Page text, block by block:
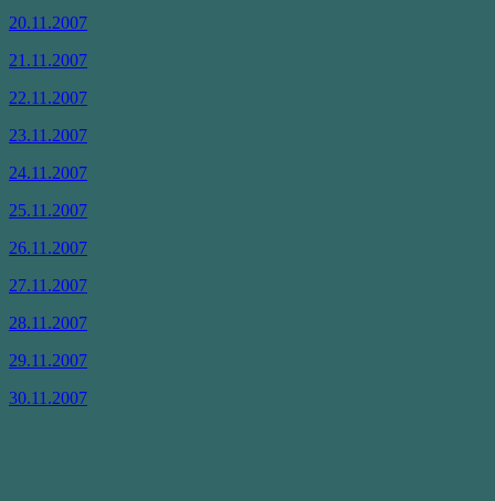
20.11.2007
21.11.2007
22.11.2007
23.11.2007
24.11.2007
25.11.2007
26.11.2007
27.11.2007
28.11.2007
29.11.2007
30.11.2007